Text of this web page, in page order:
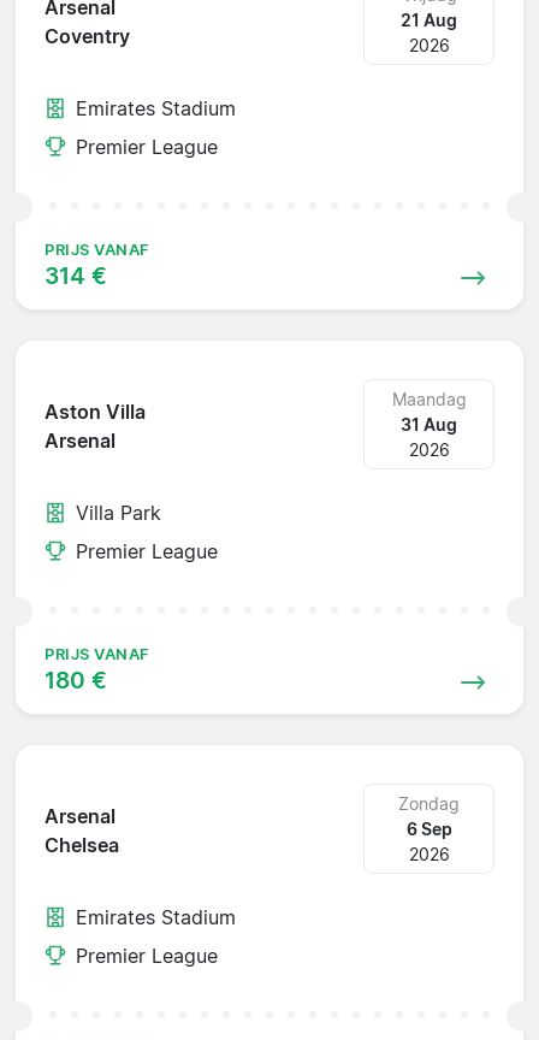
Arsenal
Coventry
21 Aug
2026
Emirates Stadium
Premier League
PRIJS VANAF
314 €
Aston Villa
Arsenal
Maandag
31 Aug
2026
Villa Park
Premier League
PRIJS VANAF
180 €
Arsenal
Chelsea
Zondag
6 Sep
2026
Emirates Stadium
Premier League